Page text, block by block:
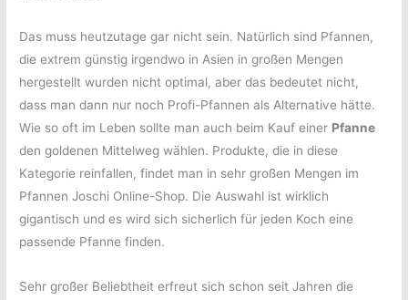
Das muss heutzutage gar nicht sein. Natürlich sind Pfannen,
die extrem günstig irgendwo in Asien in großen Mengen
hergestellt wurden nicht optimal, aber das bedeutet nicht,
dass man dann nur noch Profi-Pfannen als Alternative hätte.
Wie so oft im Leben sollte man auch beim Kauf einer Pfanne
den goldenen Mittelweg wählen. Produkte, die in diese
Kategorie reinfallen, findet man in sehr großen Mengen im
Pfannen Joschi Online-Shop. Die Auswahl ist wirklich
gigantisch und es wird sich sicherlich für jeden Koch eine
passende Pfanne finden.
Sehr großer Beliebtheit erfreut sich schon seit Jahren die